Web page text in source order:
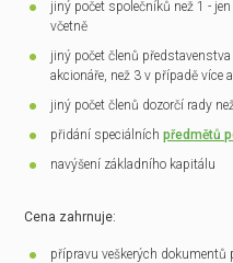
jiný počet společníků než 1 -
včetně
jiný počet členů
akcionáře, než 3 v případě více
jiný počet členů dozorčí rady
přidání speciálníchpředmětů
navýšení základního kapitálu
Cena zahrnuje:
přípravu veškerých dokumentů